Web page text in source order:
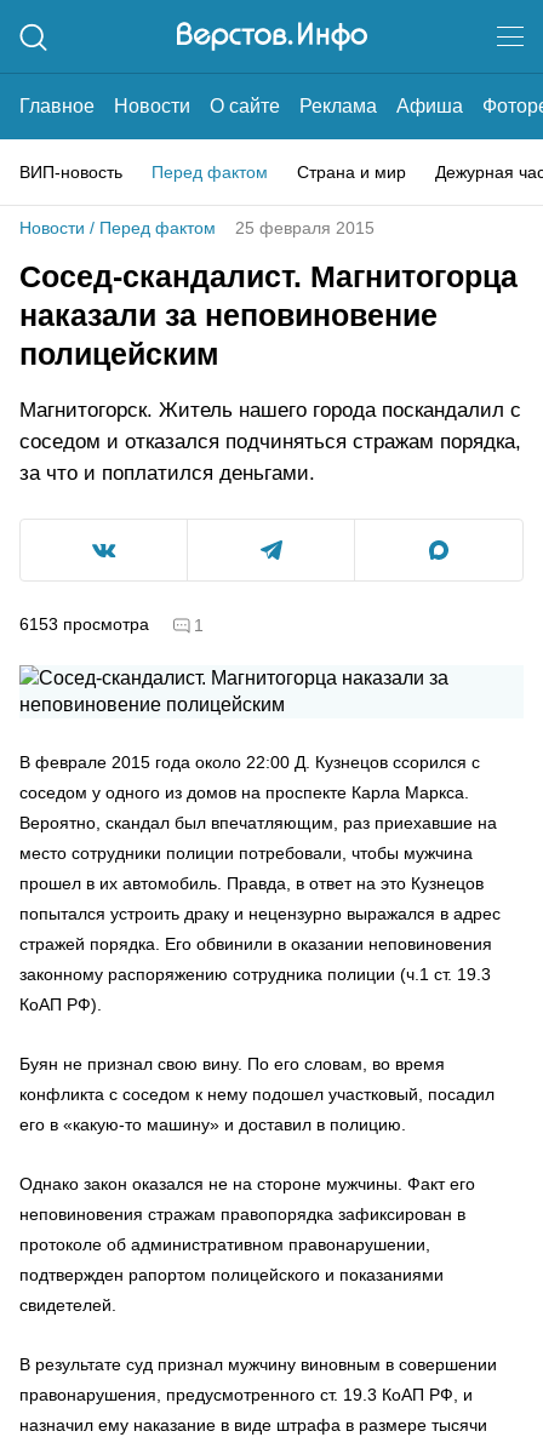
Главное Новости О сайте Реклама Афиша
ВИП-новость Перед фактом Страна и мир Дежурная
Новости / Перед фактом 25 февраля 2015
Сосед-скандалист. Магнитогорца
наказали за неповиновение
полицейским
Магнитогорск. Житель нашего города поскандалил с
соседом и отказался подчиняться стражам порядка,
за что и поплатился деньгами.
6153 просмотра 1
В феврале 2015 года около 22:00 Д. Кузнецов ссорился с
соседом у одного из домов на проспекте Карла Маркса.
Вероятно, скандал был впечатляющим, раз приехавшие на
место сотрудники полиции потребовали, чтобы мужчина
прошел в их автомобиль. Правда, в ответ на это Кузнецов
попытался устроить драку и нецензурно выражался в адрес
стражей порядка. Его обвинили в оказании неповиновения
законному распоряжению сотрудника полиции (ч.1 ст. 19.3
КоАП РФ).
Буян не признал свою вину. По его словам, во время
конфликта с соседом к нему подошел участковый, посадил
его в «какую-то машину» и доставил в полицию.
Однако закон оказался не на стороне мужчины. Факт его
неповиновения стражам правопорядка зафиксирован в
протоколе об административном правонарушении,
подтвержден рапортом полицейского и показаниями
свидетелей.
В результате суд признал мужчину виновным в совершении
правонарушения, предусмотренного ст. 19.3 КоАП РФ, и
назначил ему наказание в виде штрафа в размере тысячи